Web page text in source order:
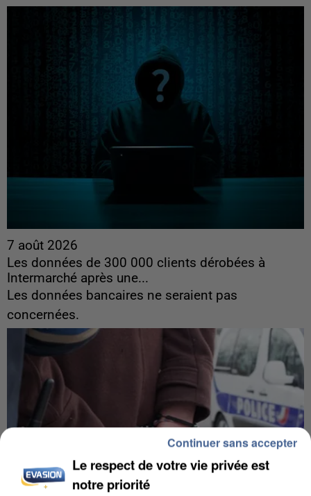
7 août 2026
Les données de 300 000 clients dérobées à
Intermarché après une...
Les données bancaires ne seraient pas
concernées.
Le respect de votre vie privée est
notre priorité
Continuer sans accepter